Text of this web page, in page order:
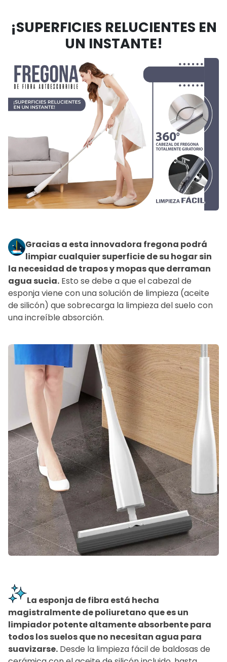
¡SUPERFICIES RELUCIENTES EN
UN INSTANTE!
Gracias a esta innovadora fregona podrá
limpiar cualquier superficie de su hogar sin
la necesidad de trapos y mopas que derraman
agua sucia. Esto se debe a que el cabezal de
esponja viene con una solución de limpieza (aceite
de silicón) que sobrecarga la limpieza del suelo con
una increíble absorción.
La esponja de fibra está hecha
magistralmente de poliuretano que es un
limpiador potente altamente absorbente para
todos los suelos que no necesitan agua para
suavizarse. Desde la limpieza fácil de baldosas de